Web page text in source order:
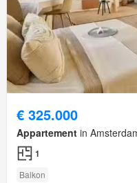
€ 325.000
Appartement in
1
Balkon